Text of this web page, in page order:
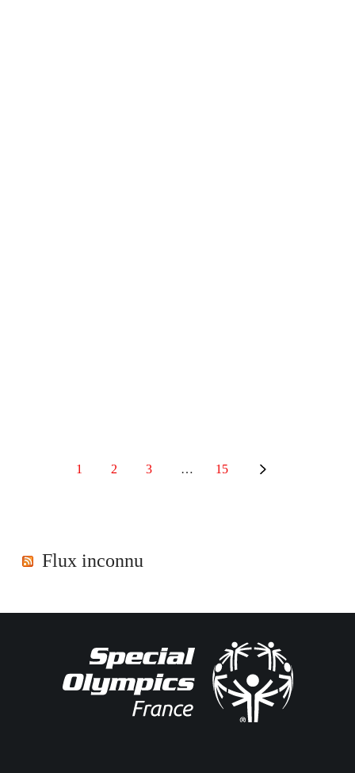
1 2 3 … 15
Flux inconnu